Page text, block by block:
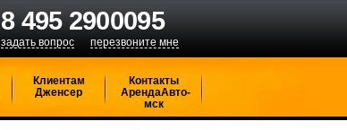
8 495 2900095
задать вопрос перезвоните мне
Клиентам
Дженсер
Контакты
АрендаАвто-
мск